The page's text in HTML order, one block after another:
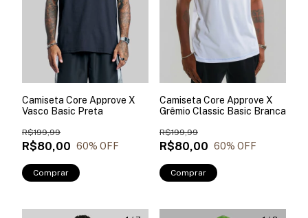
Camiseta Core Approve X
Vasco Basic Preta
R$80,00
R$199,99
60% OFF
Comprar
Camiseta Core Approve X
Grêmio Classic Basic Branca
R$80,00
R$199,99
60% OFF
Comprar